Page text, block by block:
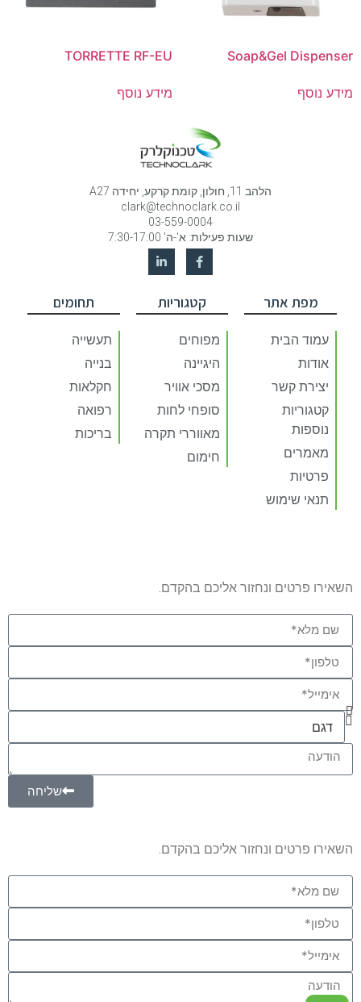
Soap&Gel Dispenser
מידע נוסף
TORRETTE RF-EU
מידע נוסף
הלהב 11, חולון, קומת קרקע, יחידה A27
clark@technoclark.co.il
03-559-0004
שעות פעילות: א'-ה' 7:30-17:00
מפת אתר
עמוד הבית
אודות
יצירת קשר
קטגוריות
נוספות
מאמרים
פרטיות
תנאי שימוש
קטגוריות
מפוחים
היגיינה
מסכי אוויר
סופחי לחות
מאווררי תקרה
חימום
תחומים
תעשייה
בנייה
חקלאות
רפואה
בריכות
השאירו פרטים ונחזור אליכם בהקדם.
שליחה
השאירו פרטים ונחזור אליכם בהקדם.